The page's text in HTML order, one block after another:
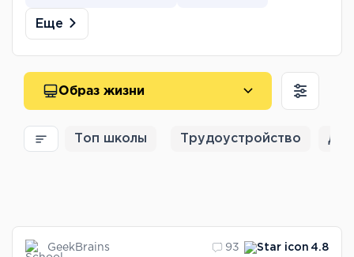
Еще
Образ жизни
Топ школы Трудоустройство
GeekBrains 93 4.8